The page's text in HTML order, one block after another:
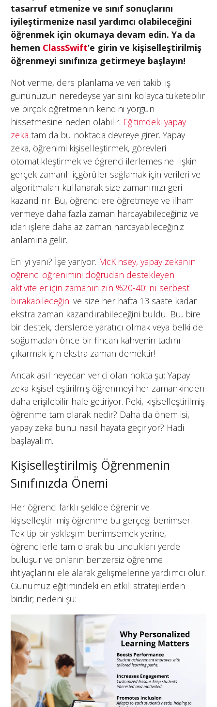
tasarruf etmenize ve sınıf sonuçlarını
iyileştirmenize nasıl yardımcı olabileceğini
öğrenmek için okumaya devam edin. Ya da
hemen ClassSwift‘e girin ve kişiselleştirilmiş
öğrenmeyi sınıfınıza getirmeye başlayın!
Not verme, ders planlama ve veri takibi iş
gününüzün neredeyse yarısını kolayca tüketebilir
ve birçok öğretmenin kendini yorgun
hissetmesine neden olabilir. Eğitimdeki yapay
zeka tam da bu noktada devreye girer. Yapay
zeka, öğrenimi kişiselleştirmek, görevleri
otomatikleştirmek ve öğrenci ilerlemesine ilişkin
gerçek zamanlı içgörüler sağlamak için verileri ve
algoritmaları kullanarak size zamanınızı geri
kazandırır. Bu, öğrencilere öğretmeye ve ilham
vermeye daha fazla zaman harcayabileceğiniz ve
idari işlere daha az zaman harcayabileceğiniz
anlamına gelir.
En iyi yanı? İşe yarıyor. McKinsey, yapay zekanın
öğrenci öğrenimini doğrudan destekleyen
aktiviteler için zamanınızın %20-40’ını serbest
bırakabileceğini ve size her hafta 13 saate kadar
ekstra zaman kazandırabileceğini buldu. Bu, bire
bir destek, derslerde yaratıcı olmak veya belki de
soğumadan önce bir fincan kahvenin tadını
çıkarmak için ekstra zaman demektir!
Ancak asıl heyecan verici olan nokta şu: Yapay
zeka kişiselleştirilmiş öğrenmeyi her zamankinden
daha erişilebilir hale getiriyor. Peki, kişiselleştirilmiş
öğrenme tam olarak nedir? Daha da önemlisi,
yapay zeka bunu nasıl hayata geçiriyor? Hadi
başlayalım.
Kişiselleştirilmiş Öğrenmenin
Sınıfınızda Önemi
Her öğrenci farklı şekilde öğrenir ve
kişiselleştirilmiş öğrenme bu gerçeği benimser.
Tek tip bir yaklaşım benimsemek yerine,
öğrencilerle tam olarak bulundukları yerde
buluşur ve onların benzersiz öğrenme
ihtiyaçlarını ele alarak gelişmelerine yardımcı olur.
Günümüz eğitimindeki en etkili stratejilerden
biridir; nedeni şu: